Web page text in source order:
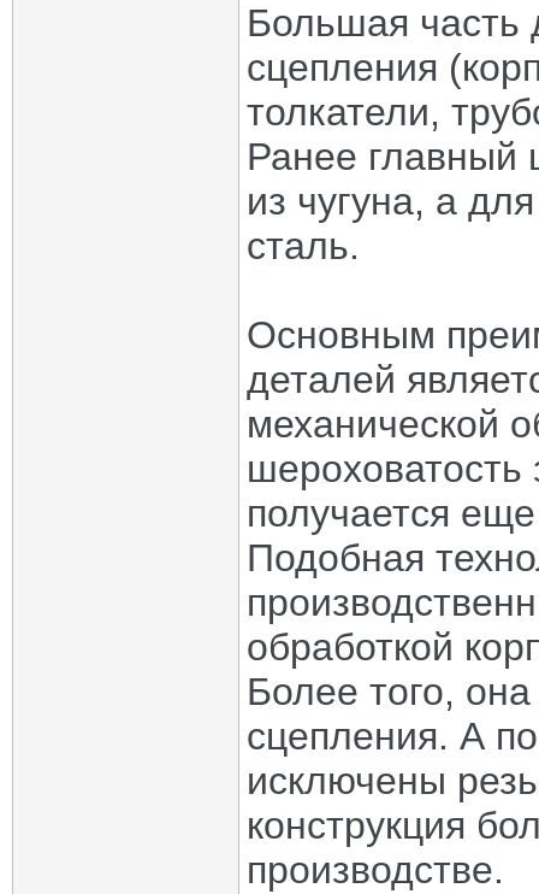
Большая часть
сцепления
толкатели,
Ранее главный
из чугуна, а
сталь.
Основным
деталей
механической
получается
Подобная
обработкой
Более того,
сцепления. А
исключены
конструкция
производстве.